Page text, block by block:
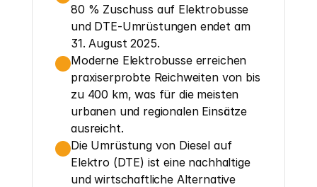
80 % Zuschuss auf Elektrobusse
und DTE-Umrüstungen endet am
31. August 2025.
Moderne Elektrobusse erreichen
praxiserprobte Reichweiten von bis
zu 400 km, was für die meisten
urbanen und regionalen Einsätze
ausreicht.
Die Umrüstung von Diesel auf
Elektro (DTE) ist eine nachhaltige
und wirtschaftliche Alternative